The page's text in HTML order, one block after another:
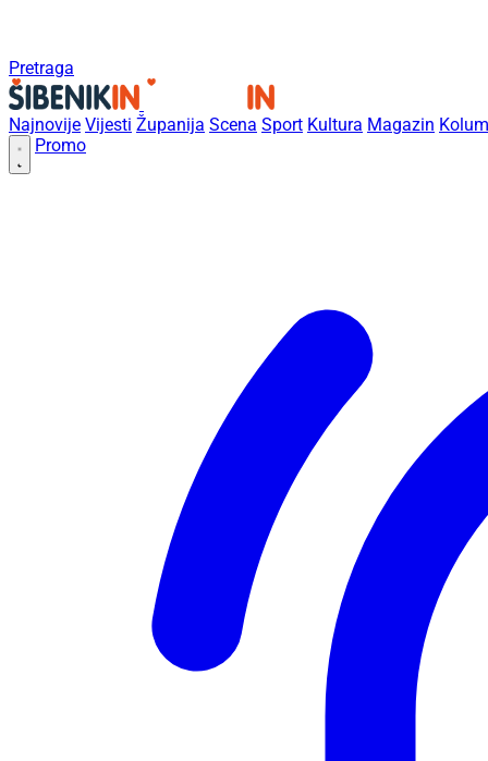
Pretraga
Najnovije Vijesti Županija Scena Sport Kultura Magazin
Promo